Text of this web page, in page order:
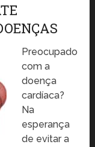
Preocupado
com a
doença
cardíaca?
Na
esperança
de evitar a